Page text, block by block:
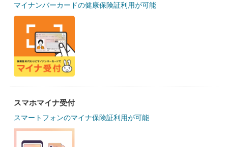
マイナンバーカードの健康保険証利用が可能
スマホマイナ受付
スマートフォンのマイナ保険証利用が可能